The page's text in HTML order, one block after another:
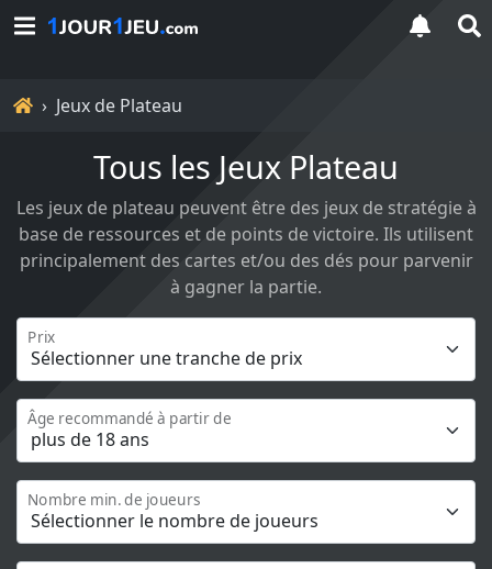
Accueil
Jeux de Plateau
Tous les Jeux Plateau
Les jeux de plateau peuvent être des jeux de stratégie à
base de ressources et de points de victoire. Ils utilisent
principalement des cartes et/ou des dés pour parvenir
à gagner la partie.
Prix
Âge recommandé à partir de
Nombre min. de joueurs